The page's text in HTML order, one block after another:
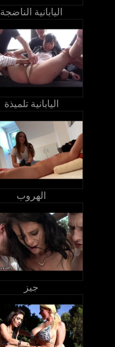
اليابانية الناضجة
اليابانية تلميذة
الهروب
جيز